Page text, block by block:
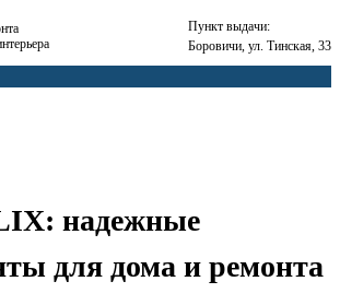
Пункт выдачи:
Боровичи, ул. Тинская, 33
надежные
для дома и ремонта